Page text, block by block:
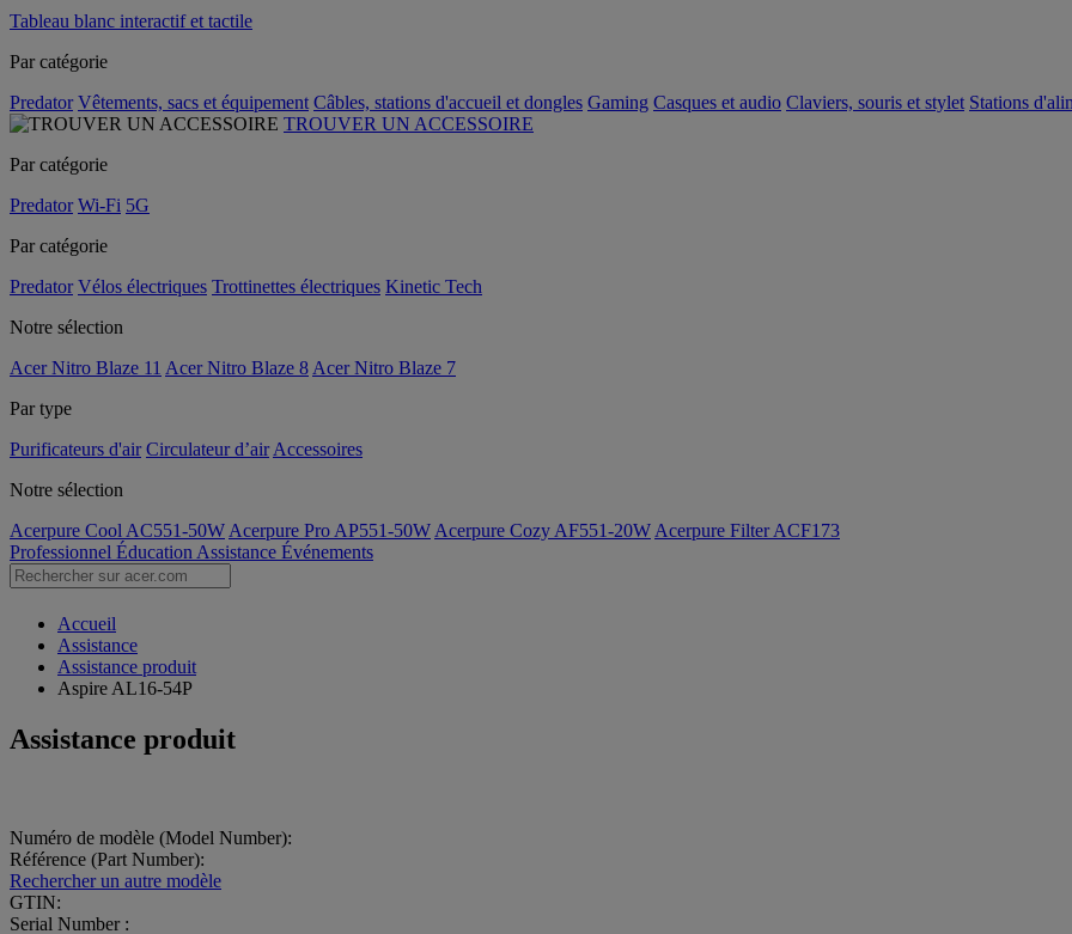
Tableau blanc interactif et tactile
Par catégorie
Predator Vêtements, sacs et équipement Câbles, stations d'accueil et dongles Gaming Casques et audio Claviers, souris et stylet Stations
TROUVER UN ACCESSOIRE
Par catégorie
Predator Wi-Fi 5G
Par catégorie
Predator Vélos électriques Trottinettes électriques Kinetic Tech
Notre sélection
Acer Nitro Blaze 11 Acer Nitro Blaze 8 Acer Nitro Blaze 7
Par type
Purificateurs d'air Circulateur d’air Accessoires
Notre sélection
Acerpure Cool AC551-50W Acerpure Pro AP551-50W Acerpure Cozy AF551-20W Acerpure Filter ACF173
Professionnel Éducation Assistance Événements
Accueil
Assistance
Assistance produit
Aspire AL16-54P
Assistance produit
Numéro de modèle (Model Number):
Référence (Part Number):
Rechercher un autre modèle
GTIN:
Serial Number :